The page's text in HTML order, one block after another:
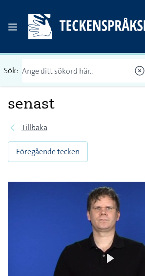
Sök:
senast
Tillbaka
Föregående tecken